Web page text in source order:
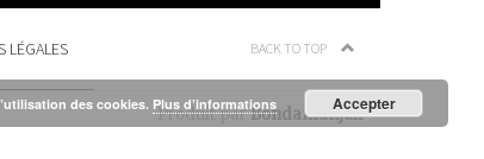
LÉGALES BACK TO TOP
Produit parBondamanjak
des cookies. Plus d’informations Accepter